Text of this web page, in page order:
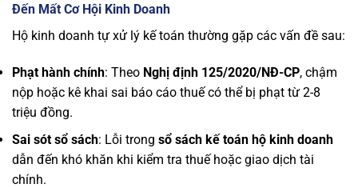
Đến Mất Cơ Hội Kinh Doanh
Hộ kinh doanh tự xử lý kế toán thường gặp các vấn đề sau:
Phạt hành chính: Theo Nghị định 125/2020/NĐ-CP, chậm
nộp hoặc kê khai sai báo cáo thuế có thể bị phạt từ 2-8
triệu đồng.
Sai sót sổ sách: Lỗi trong sổ sách kế toán hộ kinh doanh
dẫn đến khó khăn khi kiểm tra thuế hoặc giao dịch tài
chính.